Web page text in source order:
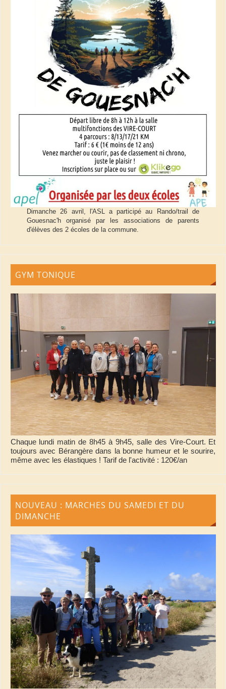
Dimanche 26 avril, l'ASL a participé au Rando/trail de
Gouesnac'h organisé par les associations de parents
d'élèves des 2 écoles de la commune.
GYM TONIQUE
Chaque lundi matin de 8h45 à 9h45, salle des Vire-Court. Et
toujours avec Bérangère dans la bonne humeur et le sourire,
même avec les élastiques ! Tarif de l'activité : 120€/an
NOUVEAU : MARCHES DU SAMEDI ET DU
DIMANCHE